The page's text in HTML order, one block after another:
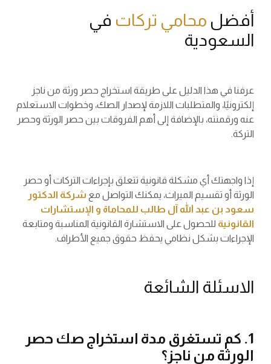
أفضل محامي تركات في
السعودية
عرفنا في هذا الدليل على طريقة استخراج حصر ورثة من ناجز
إلكترونيًا، والمتطلبات اللازمة لإصدار الصك، وخطوات الاستعلام
عنه ورقمنته، بالإضافة إلى أهم الفروقات بين حصر الورثة وحصر
التركة.
إذا واجهتك أي مشكلة قانونية تتعلق بإجراءات التركات أو حصر
الورثة أو تقسيم الميراث، يمكنك التواصل مع شركة الدكتور
سعود بن عبد الله آل طالب للمحاماة و الإستشارات
القانونية للحصول على الاستشارة القانونية المناسبة ومتابعة
الإجراءات بشكل نظامي يحفظ حقوق جميع الأطراف.
الاسئلة الشائعة
1. كم تستغرق مدة استخراج صك حصر
الورثة من ناجز؟